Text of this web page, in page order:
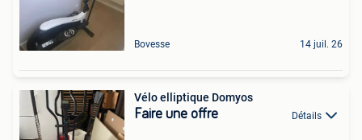
Bovesse 14 juil. 26
Vélo elliptique Domyos
Faire une offre Détails